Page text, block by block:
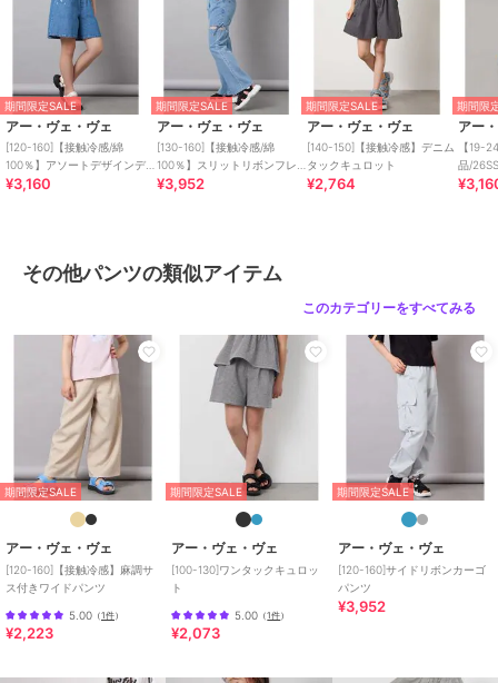
■商品のお気に入り登録（ハートマークをクリック）
再入荷通知や値下げ等、お得なご案内を受けることができます。
※WEB・一部店舗限定販売です。
----------------
※サンプルでの撮影となるため、実際にお届けする商品と仕様やサイ
商品の色味の目安は商品単体の画像をご参照ください。
ブランド アー・ヴェ・ヴェ
ショップ アー・ヴェ・ヴェ
商品カテゴリ その他パンツ
性別タイプ
ガールズ
その他パンツ
カラー ダークグレー、ブルー
サイズ 130,140,150,160
素材
ブルー/ダークグレー：コットン 1
00%
期間限定SALE
アー・ヴェ・ヴェ
[120-160]【接触冷感/綿
100％】アソートデザインデ
ニムキュロット
¥3,160
期間限定SALE
アー・ヴェ・ヴェ
[130-160]【接触冷感/綿
100％】スリットリボンフレ
アデニム
¥3,952
期間限定SALE
アー・ヴェ・ヴェ
[140-150]【接触冷感】デニム
タックキュロット
¥2,764
期間限
アー
【19-
品/
サン
その他パンツの類似アイテム
このカテゴリーをすべてみる
期間限定SALE
アー・ヴェ・ヴェ
[120-160]【接触冷感】麻調サ
ス付きワイドパンツ
5.00 （1件）
¥2,223
期間限定SALE
アー・ヴェ・ヴェ
[100-130]ワンタックキュロッ
ト
5.00 （1件）
¥2,073
期間限定SALE
アー・ヴェ・ヴェ
[120-160]サイドリボンカーゴ
パンツ
¥3,952